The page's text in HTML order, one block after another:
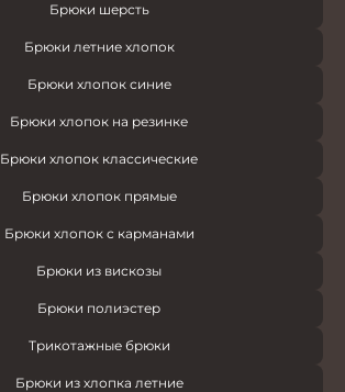
Брюки шерсть
Брюки летние хлопок
Брюки хлопок синие
Брюки хлопок на резинке
Брюки хлопок классические
Брюки хлопок прямые
Брюки хлопок с карманами
Брюки из вискозы
Брюки полиэстер
Трикотажные брюки
Брюки из хлопка летние